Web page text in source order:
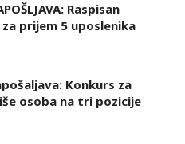
Raspisan
prijem 5 uposlenika
Konkurs za
osoba na tri pozicije